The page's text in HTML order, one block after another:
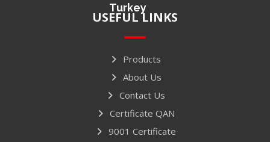
Turkey
USEFUL LINKS
Products
About Us
Contact Us
Certificate QAN
9001 Certificate